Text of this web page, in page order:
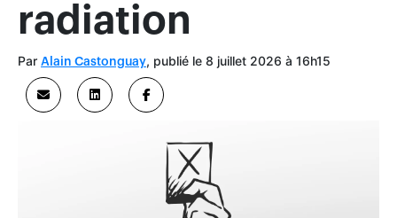
radiation
Par Alain Castonguay, publié le 8 juillet 2026 à 16h15